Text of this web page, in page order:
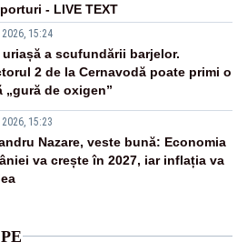
- LIVE TEXT
15:24
uriașă a scufundării barjelor.
2 de la Cernavodă poate primi o
„gură de oxigen”
15:23
Nazare, veste bună: Economia
va crește în 2027, iar inflația va